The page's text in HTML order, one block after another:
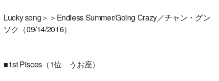
Lucky song＞＞Endless Summer/Going Crazy／チャン・グン
ソク（09/14/2016）
■1st Pisces（1位 うお座）